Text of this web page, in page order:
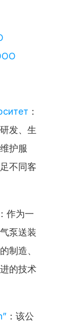
：
发、生
护服
不同客
：作为一
泵送装
制造、
的技术
：该公